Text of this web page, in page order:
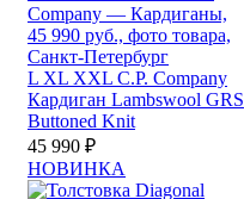
L XL XXL C.P. Company
Кардиган Lambswool GRS
Buttoned Knit
45 990 ₽
НОВИНКА